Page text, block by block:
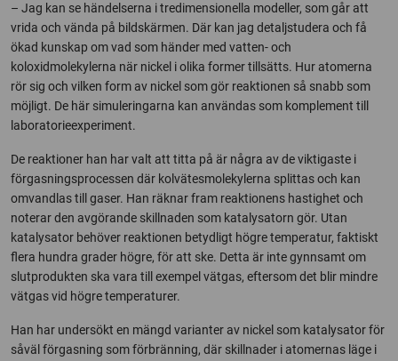
– Jag kan se händelserna i tredimensionella modeller, som går att
vrida och vända på bildskärmen. Där kan jag detaljstudera och få
ökad kunskap om vad som händer med vatten- och
koloxidmolekylerna när nickel i olika former tillsätts. Hur atomerna
rör sig och vilken form av nickel som gör reaktionen så snabb som
möjligt. De här simuleringarna kan användas som komplement till
laboratorieexperiment.
De reaktioner han har valt att titta på är några av de viktigaste i
förgasningsprocessen där kolvätesmolekylerna splittas och kan
omvandlas till gaser. Han räknar fram reaktionens hastighet och
noterar den avgörande skillnaden som katalysatorn gör. Utan
katalysator behöver reaktionen betydligt högre temperatur, faktiskt
flera hundra grader högre, för att ske. Detta är inte gynnsamt om
slutprodukten ska vara till exempel vätgas, eftersom det blir mindre
vätgas vid högre temperaturer.
Han har undersökt en mängd varianter av nickel som katalysator för
såväl förgasning som förbränning, där skillnader i atomernas läge i